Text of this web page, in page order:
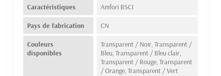
Caractéristiques Amfori BSCI
Pays de fabrication CN
Couleurs
disponibles
Transparent / Noir, Transparent /
Bleu, Transparent / Bleu clair,
Transparent / Rouge, Transparent
/ Orange, Transparent / Vert